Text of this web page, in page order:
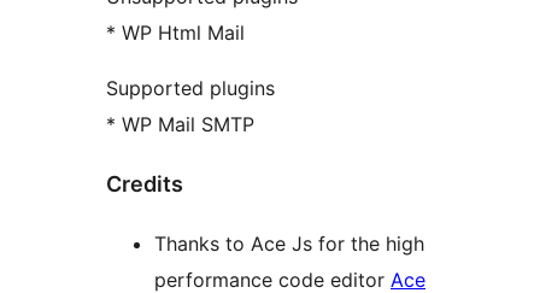
* WP Html Mail
Supported plugins
* WP Mail SMTP
Credits
Thanks to Ace Js for the high
performance code editor Ace